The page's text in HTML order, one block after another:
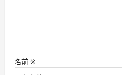
名前 ※